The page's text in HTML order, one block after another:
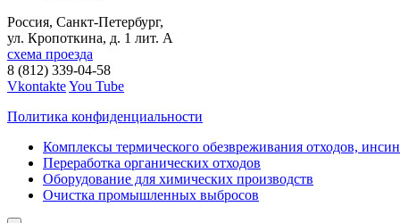
Россия, Санкт-Петербург,
ул. Кропоткина, д. 1 лит. А
схема проезда
8 (812) 339-04-58
VkontakteYou Tube
Политика конфиденциальности
Комплексы термического обезвреживания отходов,
Переработка органических отходов
Оборудование для химических производств
Очистка промышленных выбросов